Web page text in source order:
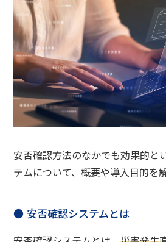
安否確認方法のなかでも効果的と
テムについて、概要や導入目的を
安否確認システムとは